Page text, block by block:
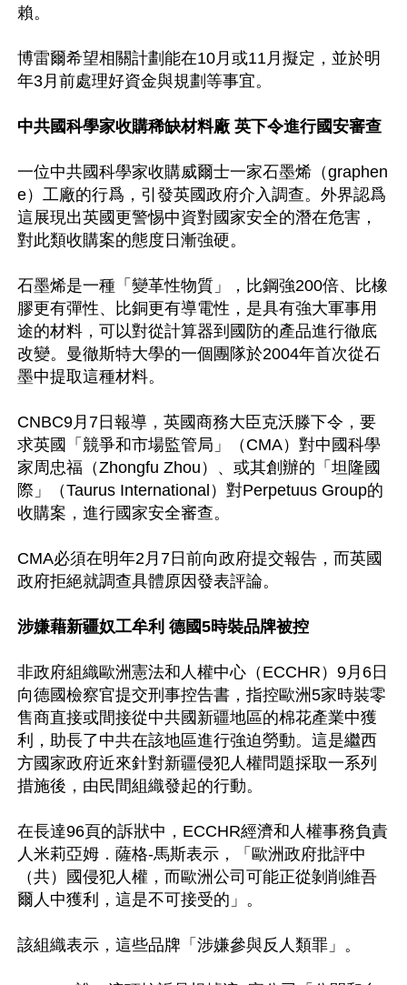
賴。
博雷爾希望相關計劃能在10月或11月擬定，並於明
年3月前處理好資金與規劃等事宜。
中共國科學家收購稀缺材料廠 英下令進行國安審查
一位中共國科學家收購威爾士一家石墨烯（graphen
e）工廠的行爲，引發英國政府介入調查。外界認爲
這展現出英國更警惕中資對國家安全的潛在危害，
對此類收購案的態度日漸強硬。
石墨烯是一種「變革性物質」，比鋼強200倍、比橡
膠更有彈性、比銅更有導電性，是具有強大軍事用
途的材料，可以對從計算器到國防的產品進行徹底
改變。曼徹斯特大學的一個團隊於2004年首次從石
墨中提取這種材料。
CNBC9月7日報導，英國商務大臣克沃滕下令，要
求英國「競爭和市場監管局」（CMA）對中國科學
家周忠福（Zhongfu Zhou）、或其創辦的「坦隆國
際」（Taurus International）對Perpetuus Group的
收購案，進行國家安全審查。
CMA必須在明年2月7日前向政府提交報告，而英國
政府拒絕就調查具體原因發表評論。
涉嫌藉新疆奴工牟利 德國5時裝品牌被控
非政府組織歐洲憲法和人權中心（ECCHR）9月6日
向德國檢察官提交刑事控告書，指控歐洲5家時裝零
售商直接或間接從中共國新疆地區的棉花產業中獲
利，助長了中共在該地區進行強迫勞動。這是繼西
方國家政府近來針對新疆侵犯人權問題採取一系列
措施後，由民間組織發起的行動。
在長達96頁的訴狀中，ECCHR經濟和人權事務負責
人米莉亞姆．薩格-馬斯表示，「歐洲政府批評中
（共）國侵犯人權，而歐洲公司可能正從剝削維吾
爾人中獲利，這是不可接受的」。
該組織表示，這些品牌「涉嫌參與反人類罪」。